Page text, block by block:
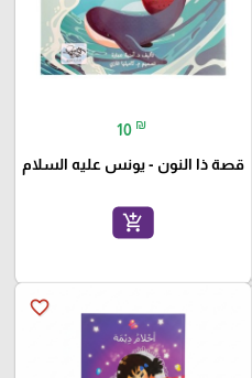
10 ₪
قصة ذا النون - يونس عليه السلام
add_shopping_cart
favorite_border